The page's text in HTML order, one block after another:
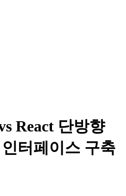
React 단방향
터페이스 구축